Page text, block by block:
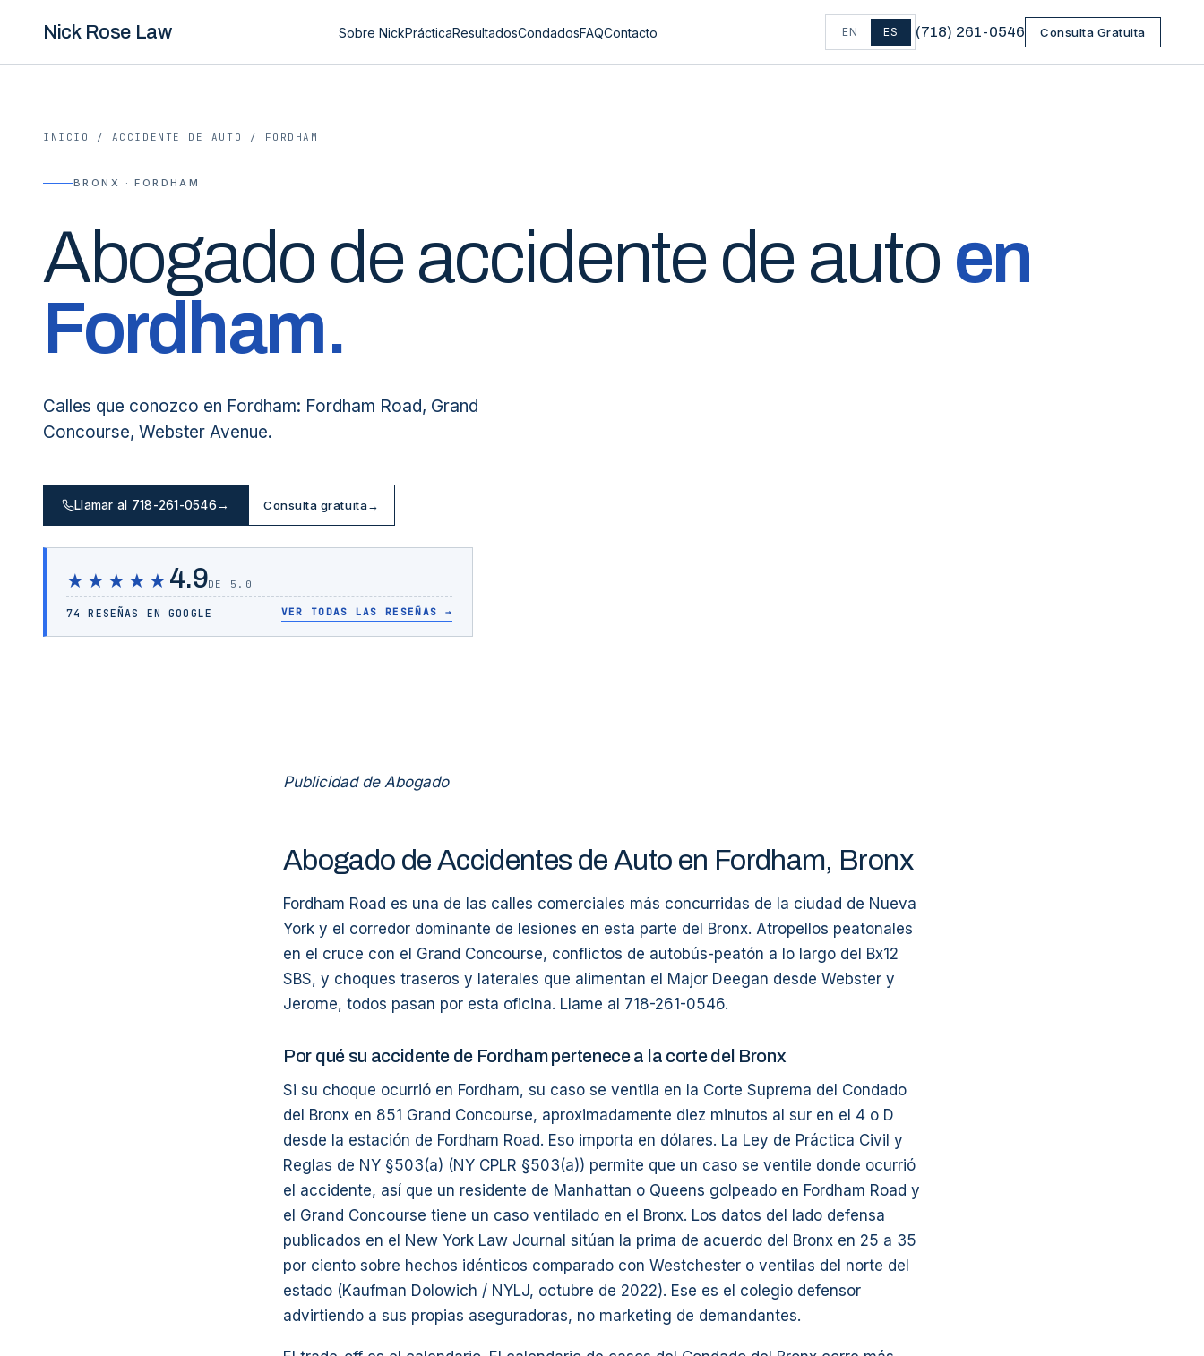
Nick Rose Law Sobre NickPrácticaResultadosCondadosFAQContacto EN ES (718) 261-0546 Consulta Gratuita
INICIO / ACCIDENTE DE AUTO / FORDHAM
BRONX · FORDHAM
Abogado de accidente de auto en
Fordham.
Calles que conozco en Fordham: Fordham Road, Grand
Concourse, Webster Avenue.
Llamar al 718-261-0546→ Consulta gratuita→
★★★★★ 4.9DE 5.0
74 RESEÑAS EN GOOGLE VER TODAS LAS RESEÑAS →
Publicidad de Abogado
Abogado de Accidentes de Auto en Fordham, Bronx
Fordham Road es una de las calles comerciales más concurridas de la ciudad de Nueva
York y el corredor dominante de lesiones en esta parte del Bronx. Atropellos peatonales
en el cruce con el Grand Concourse, conflictos de autobús-peatón a lo largo del Bx12
SBS, y choques traseros y laterales que alimentan el Major Deegan desde Webster y
Jerome, todos pasan por esta oficina. Llame al 718-261-0546.
Por qué su accidente de Fordham pertenece a la corte del Bronx
Si su choque ocurrió en Fordham, su caso se ventila en la Corte Suprema del Condado
del Bronx en 851 Grand Concourse, aproximadamente diez minutos al sur en el 4 o D
desde la estación de Fordham Road. Eso importa en dólares. La Ley de Práctica Civil y
Reglas de NY §503(a) (NY CPLR §503(a)) permite que un caso se ventile donde ocurrió
el accidente, así que un residente de Manhattan o Queens golpeado en Fordham Road y
el Grand Concourse tiene un caso ventilado en el Bronx. Los datos del lado defensa
publicados en el New York Law Journal sitúan la prima de acuerdo del Bronx en 25 a 35
por ciento sobre hechos idénticos comparado con Westchester o ventilas del norte del
estado (Kaufman Dolowich / NYLJ, octubre de 2022). Ese es el colegio defensor
advirtiendo a sus propias aseguradoras, no marketing de demandantes.